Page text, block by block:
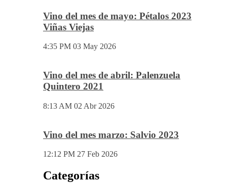
Vino del mes de mayo: Pétalos 2023
Viñas Viejas
4:35 PM 03 May 2026
Vino del mes de abril: Palenzuela
Quintero 2021
8:13 AM 02 Abr 2026
Vino del mes marzo: Salvio 2023
12:12 PM 27 Feb 2026
Categorías